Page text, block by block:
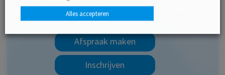
zorg en advies. Bent u nog niet ingeschreven bij onze
praktijk? U kunt zich eenvoudig online inschrijven.
Afspraak maken
Inschrijven
Alles accepteren